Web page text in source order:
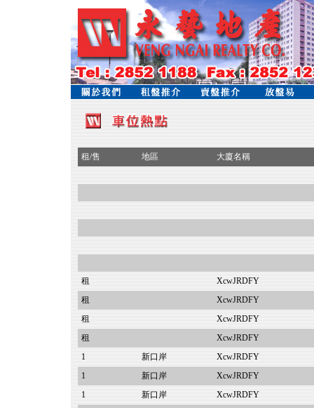
租/售 地區 大廈名稱
租
XcwJRDFY
租
XcwJRDFY
租
XcwJRDFY
租
XcwJRDFY
1
新口岸
XcwJRDFY
1
新口岸
XcwJRDFY
1
新口岸
XcwJRDFY